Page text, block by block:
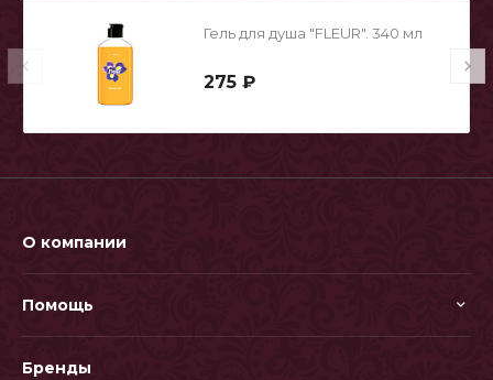
Гель для душа "FLEUR". 340 мл
275 ₽
О компании
Помощь
Бренды